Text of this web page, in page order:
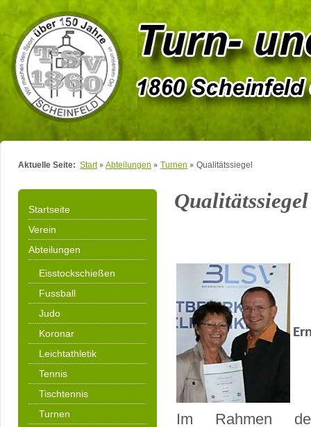
Aktuelle Seite: Start Abteilungen Turnen Qualitätssiegel
Startseite
Verein
Abteilungen
Eisstockschießen
Fussball
Judo
Koronar
Leichtathletik
Tennis
Tischtennis
Turnen
Qualitätssiegel
Im Rahmen